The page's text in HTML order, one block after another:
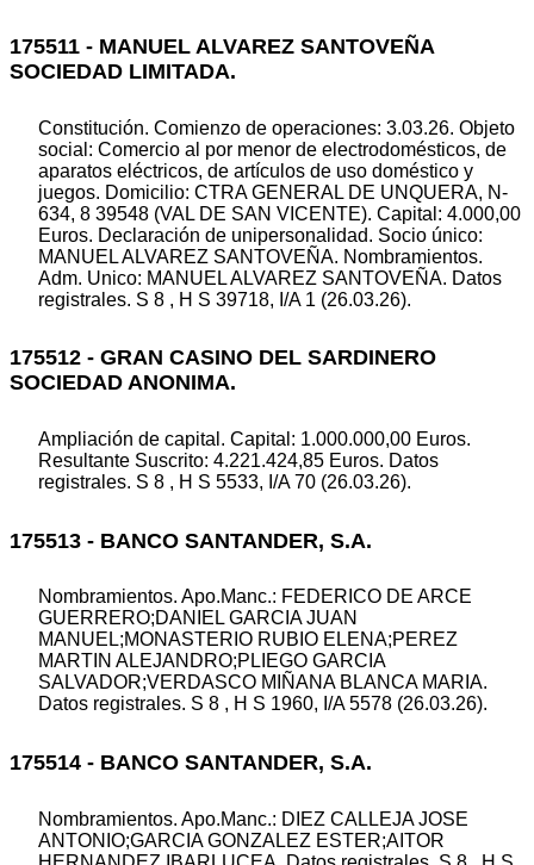
175511 - MANUEL ALVAREZ SANTOVEÑA
SOCIEDAD LIMITADA.
Constitución. Comienzo de operaciones: 3.03.26. Objeto
social: Comercio al por menor de electrodomésticos, de
aparatos eléctricos, de artículos de uso doméstico y
juegos. Domicilio: CTRA GENERAL DE UNQUERA, N-
634, 8 39548 (VAL DE SAN VICENTE). Capital: 4.000,00
Euros. Declaración de unipersonalidad. Socio único:
MANUEL ALVAREZ SANTOVEÑA. Nombramientos.
Adm. Unico: MANUEL ALVAREZ SANTOVEÑA. Datos
registrales. S 8 , H S 39718, I/A 1 (26.03.26).
175512 - GRAN CASINO DEL SARDINERO
SOCIEDAD ANONIMA.
Ampliación de capital. Capital: 1.000.000,00 Euros.
Resultante Suscrito: 4.221.424,85 Euros. Datos
registrales. S 8 , H S 5533, I/A 70 (26.03.26).
175513 - BANCO SANTANDER, S.A.
Nombramientos. Apo.Manc.: FEDERICO DE ARCE
GUERRERO;DANIEL GARCIA JUAN
MANUEL;MONASTERIO RUBIO ELENA;PEREZ
MARTIN ALEJANDRO;PLIEGO GARCIA
SALVADOR;VERDASCO MIÑANA BLANCA MARIA.
Datos registrales. S 8 , H S 1960, I/A 5578 (26.03.26).
175514 - BANCO SANTANDER, S.A.
Nombramientos. Apo.Manc.: DIEZ CALLEJA JOSE
ANTONIO;GARCIA GONZALEZ ESTER;AITOR